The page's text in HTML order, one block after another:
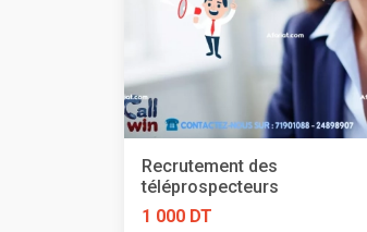
Recrutement des
téléprospecteurs
1 000 DT